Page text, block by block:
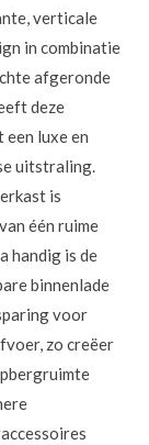
verticale
in combinatie
afgeronde
deze
een luxe en
uitstraling.
is
één ruime
handig is de
binnenlade
voor
zo creëer